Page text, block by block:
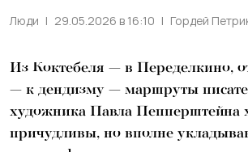
Люди 29.05.2026 в 16:10 Гордей
Из Коктебеля — в Переделкино,
— к дендизму — маршруты
художника Павла Пепперштейна
причудливы, но вполне